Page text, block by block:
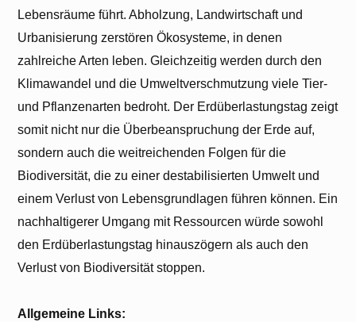
Lebensräume führt. Abholzung, Landwirtschaft und
Urbanisierung zerstören Ökosysteme, in denen
zahlreiche Arten leben. Gleichzeitig werden durch den
Klimawandel und die Umweltverschmutzung viele Tier-
und Pflanzenarten bedroht. Der Erdüberlastungstag zeigt
somit nicht nur die Überbeanspruchung der Erde auf,
sondern auch die weitreichenden Folgen für die
Biodiversität, die zu einer destabilisierten Umwelt und
einem Verlust von Lebensgrundlagen führen können. Ein
nachhaltigerer Umgang mit Ressourcen würde sowohl
den Erdüberlastungstag hinauszögern als auch den
Verlust von Biodiversität stoppen.
Allgemeine Links: